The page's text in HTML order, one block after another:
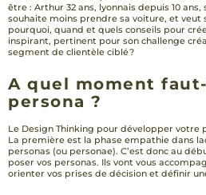
être : Arthur 32 ans, lyonnais depuis 10
souhaite moins prendre sa voiture, et
pourquoi, quand et quels conseils pour
inspirant, pertinent pour son challenge
segment de clientèle ciblé ?
A quel moment
persona ?
Le Design Thinking pour développer votre
La première est la phase empathie dans
personas (ou personae). C’est donc au
poser vos personas. Ils vont vous
orienter vos prises de décision et définir